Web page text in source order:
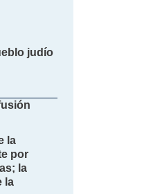
judío
la
por
la
la